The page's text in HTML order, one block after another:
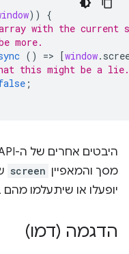
))
{
with the current
more.
() => [window.
this might be a lie.
;
מסך והמאפיין screen
יופעלו או שיתעלמו
הדגמה (דמו)